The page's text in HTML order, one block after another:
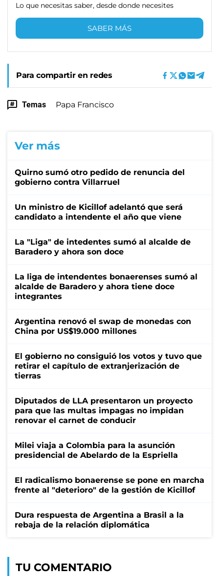
Lo que necesitas saber, desde donde necesites
SABER MÁS
Para compartir en redes
Temas Papa Francisco
Ver más
Quirno sumó otro pedido de renuncia del
gobierno contra Villarruel
Un ministro de Kicillof adelantó que será
candidato a intendente el año que viene
La "Liga" de intedentes sumó al alcalde de
Baradero y ahora son doce
La liga de intendentes bonaerenses sumó al
alcalde de Baradero y ahora tiene doce
integrantes
Argentina renovó el swap de monedas con
China por US$19.000 millones
El gobierno no consiguió los votos y tuvo que
retirar el capítulo de extranjerización de
tierras
Diputados de LLA presentaron un proyecto
para que las multas impagas no impidan
renovar el carnet de conducir
Milei viaja a Colombia para la asunción
presidencial de Abelardo de la Espriella
El radicalismo bonaerense se pone en marcha
frente al "deterioro" de la gestión de Kicillof
Dura respuesta de Argentina a Brasil a la
rebaja de la relación diplomática
TU COMENTARIO